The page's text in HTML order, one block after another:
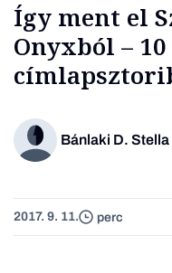
Így ment el
Onyxból –
Bánlaki D. Stella
2017. 9. 11. perc